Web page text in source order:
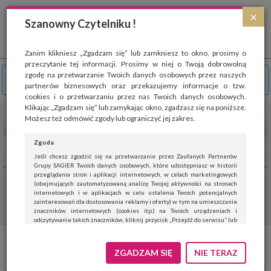
×
Szanowny Czytelniku !
Zanim klikniesz „Zgadzam się” lub zamkniesz to okno, prosimy o
przeczytanie tej informacji. Prosimy w niej o Twoją dobrowolną
zgodę na przetwarzanie Twoich danych osobowych przez naszych
partnerów biznesowych oraz przekazujemy informacje o tzw.
cookies i o przetwarzaniu przez nas Twoich danych osobowych.
Klikając „Zgadzam się” lub zamykając okno, zgadzasz się na poniższe.
Możesz też odmówić zgody lub ograniczyć jej zakres.
Zgoda
Jeśli chcesz zgodzić się na przetwarzanie przez Zaufanych Partnerów
Grupy SAGIER Twoich danych osobowych, które udostępniasz w historii
przeglądania stron i aplikacji internetowych, w celach marketingowych
(obejmujących zautomatyzowaną analizę Twojej aktywności na stronach
internetowych i w aplikacjach w celu ustalenia Twoich potencjalnych
zainteresowań dla dostosowania reklamy i oferty) w tym na umieszczanie
znaczników internetowych (cookies itp.) na Twoich urządzeniach i
odczytywanie takich znaczników, kliknij przycisk „Przejdź do serwisu” lub
Jeśli nie chcesz wyrazić zgody, kliknij „Nie teraz”.
Wyrażenie zgody jest dobrowolne. Możesz edytować zakres zgody, w tym
ZGADZAM SIĘ NIE TERAZ
Strona wykorzystuje pliki cookies, które służą głównie do celów statystycznych.
Wyrażając zgodę na używanie 'cookies', zezwalasz na zapisanie ich w pamięci
przeglądarki. Przejdź do
polityki cookies